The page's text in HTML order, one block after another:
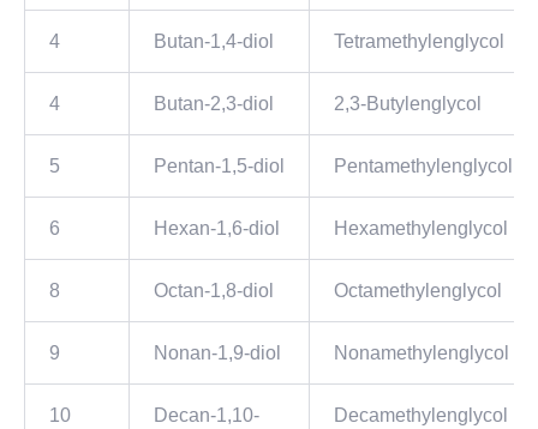
4 Butan-1,4-diol Tetramethylenglycol
4 Butan-2,3-diol 2,3-Butylenglycol
5 Pentan-1,5-diol Pentamethylenglycol
6 Hexan-1,6-diol Hexamethylenglycol
8 Octan-1,8-diol Octamethylenglycol
9 Nonan-1,9-diol Nonamethylenglycol
10
Decan-1,10-
Decamethylenglycol